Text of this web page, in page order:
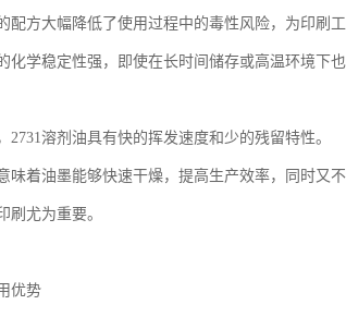
配方大幅降低了使用过程中的毒性风险，为印刷工
化学稳定性强，即使在长时间储存或高温环境下
2731溶剂油具有快的挥发速度和少的残留特性。
味着油墨能够快速干燥，提高生产效率，同时又
刷尤为重要。
优势